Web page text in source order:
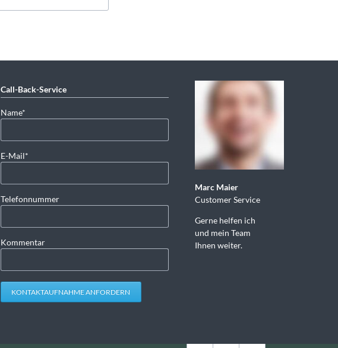
Call-Back-Service
Pflichtfeld
Name*
Pflichtfeld
E-Mail*
Telefonnummer
Kommentar
KONTAKTAUFNAHME ANFORDERN
Marc Maier
Customer Service
Gerne helfen ich
und mein Team
Ihnen weiter.